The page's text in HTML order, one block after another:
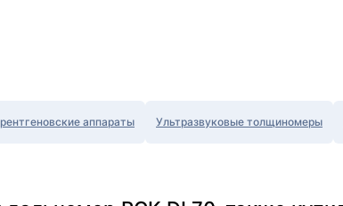
аппараты Ультразвуковые толщиномеры